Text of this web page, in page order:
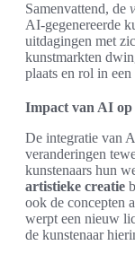
Samenvattend, de
AI-gegenereerde
uitdagingen met
kunstmarkten
plaats en rol in een
Impact van AI op
De integratie van
veranderingen
kunstenaars hun
artistieke creatie
ook de concepten
werpt een nieuw
de kunstenaar